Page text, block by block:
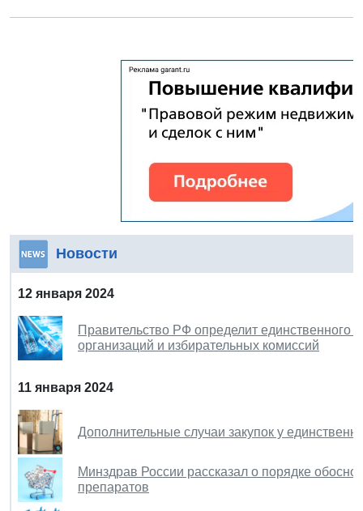
Новости
12 января 2024
Правительство РФ определит единственного
организаций и избирательных комиссий
11 января 2024
Дополнительные случаи закупок у
Минздрав России рассказал о порядке
препаратов